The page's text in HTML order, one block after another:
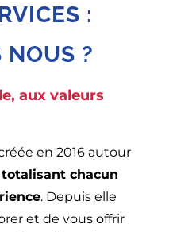
:
NOUS ?
aux valeurs
en 2016 autour
chacun
. Depuis elle
et de vous offrir